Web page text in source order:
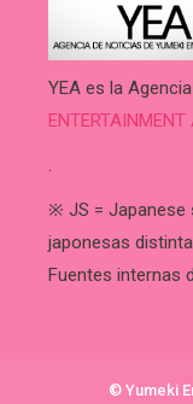
YEA es la
ENTERTAINMENT
.
※ JS = Japanese
japonesas
Fuentes internas
© Yumeki